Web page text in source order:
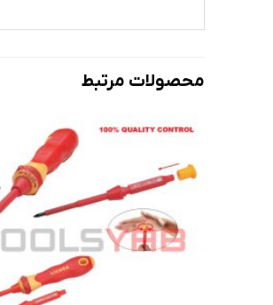
محصولات مرتبط